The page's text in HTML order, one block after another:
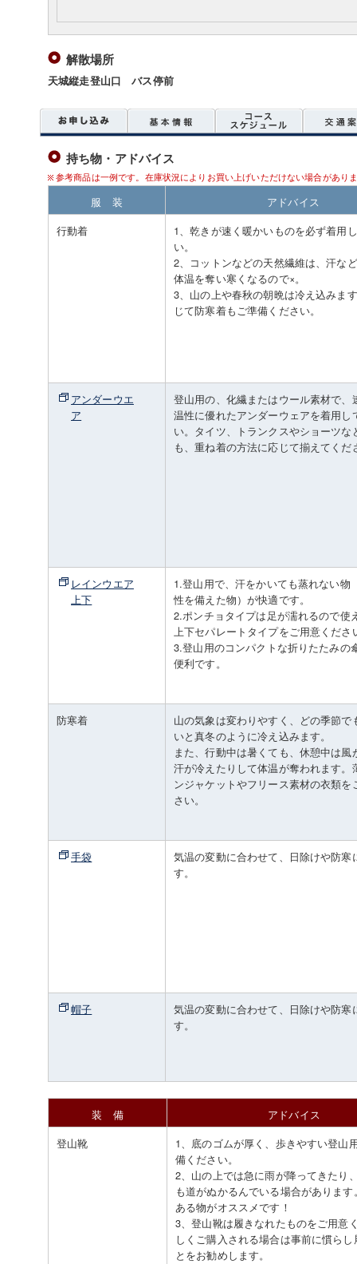
解散場所
天城縦走登山口 バス停前
持ち物・アドバイス
参考商品は一例です。在庫状況によりお買い上げいただけない場合があり
服 装
アドバイス
行動着
1、乾きが速く暖かいものを必ず着用
い。
2、コットンなどの天然繊維は、汗な
体温を奪い寒くなるので×。
3、山の上や春秋の朝晩は冷え込みま
じて防寒着もご準備ください。
アンダーウエ
ア
登山用の、化繊またはウール素材で、
温性に優れたアンダーウェアを着用し
い。タイツ、トランクスやショーツな
も、重ね着の方法に応じて揃えてくだ
レインウエア
上下
1.登山用で、汗をかいても蒸れない物
性を備えた物）が快適です。
2.ポンチョタイプは足が濡れるので使
上下セパレートタイプをご用意くださ
3.登山用のコンパクトな折りたたみの
便利です。
防寒着
山の気象は変わりやすく、どの季節で
いと真冬のように冷え込みます。
また、行動中は暑くても、休憩中は風
汗が冷えたりして体温が奪われます。
ンジャケットやフリース素材の衣類を
さい。
手袋
気温の変動に合わせて、日除けや防寒
す。
帽子
気温の変動に合わせて、日除けや防寒
す。
装 備
アドバイス
登山靴
1、底のゴムが厚く、歩きやすい登山
備ください。
2、山の上では急に雨が降ってきたり
も道がぬかるんでいる場合がありま
ある物がオススメです！
3、登山靴は履きなれたものをご用意
しくご購入される場合は事前に慣ら
とをお勧めします。